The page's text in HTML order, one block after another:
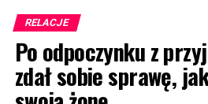
RELACJE
Po odpoczynku z
zdał sobie sprawę,